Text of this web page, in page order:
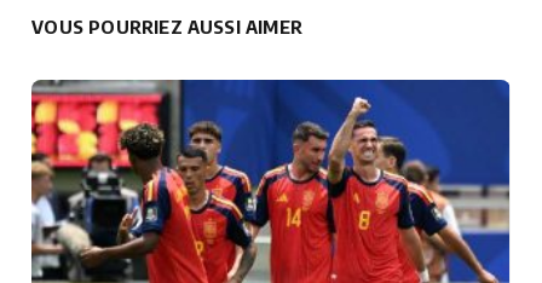
VOUS POURRIEZ AUSSI AIMER